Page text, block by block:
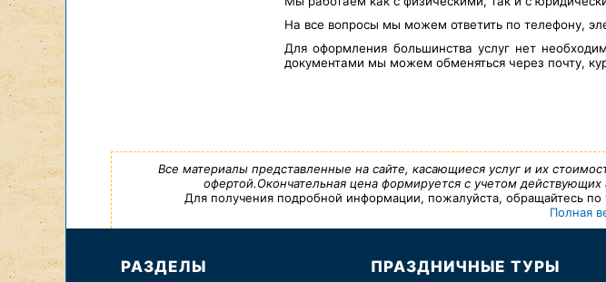
На все вопросы мы можем ответить по телефону,
Для оформления большинства услуг нет
документами мы можем обменяться через почту,
Все материалы представленные на сайте, касающиеся услуг и их
офертой.Окончательная цена формируется с учетом
Для получения подробной информации, пожалуйста, обращайтесь
Полная
РАЗДЕЛЫ ПРАЗДНИЧНЫЕ ТУРЫ